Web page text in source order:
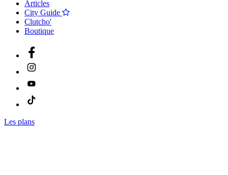
Articles
City Guide
Clutcho'
Boutique
Les plans